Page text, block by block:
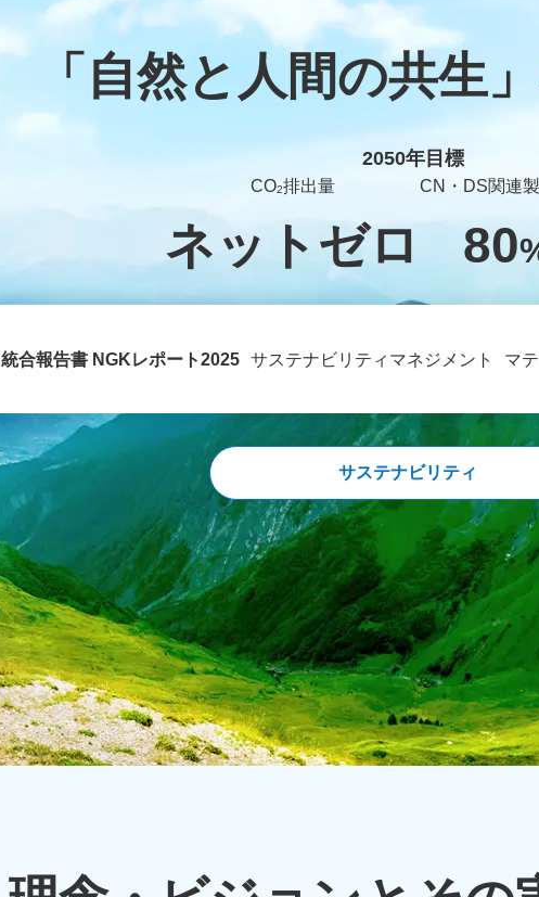
「自然と人間の共生
2050年目標
CO2排出量
ネットゼロ
CN・DS関連
80
統合報告書 NGKレポート2025 サステナビリティマネジメント マ
サステナビリティ